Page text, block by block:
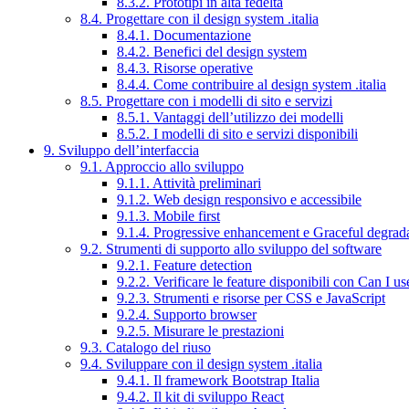
8.4. Progettare con il design system .italia
8.4.1. Documentazione
8.4.2. Benefici del design system
8.4.3. Risorse operative
8.4.4. Come contribuire al design system .italia
8.5. Progettare con i modelli di sito e servizi
8.5.1. Vantaggi dell’utilizzo dei modelli
8.5.2. I modelli di sito e servizi disponibili
9. Sviluppo dell’interfaccia
9.1. Approccio allo sviluppo
9.1.1. Attività preliminari
9.1.2. Web design responsivo e accessibile
9.1.3. Mobile first
9.1.4. Progressive enhancement e Graceful
9.2. Strumenti di supporto allo sviluppo del software
9.2.1. Feature detection
9.2.2. Verificare le feature disponibili con Can I
9.2.3. Strumenti e risorse per CSS e JavaScript
9.2.4. Supporto browser
9.2.5. Misurare le prestazioni
9.3. Catalogo del riuso
9.4. Sviluppare con il design system .italia
9.4.1. Il framework Bootstrap Italia
9.4.2. Il kit di sviluppo React